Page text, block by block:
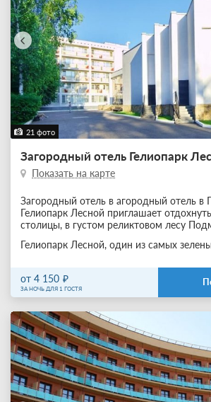
21 фото
Загородный отель Гелиопарк
Показать на карте
Загородный отель в агородный отель в
Гелиопарк Лесной приглашает
столицы, в густом реликтовом лесу
Гелиопарк Лесной, один из самых
от 4 150
ЗА НОЧЬ ДЛЯ 1 ГОСТЯ